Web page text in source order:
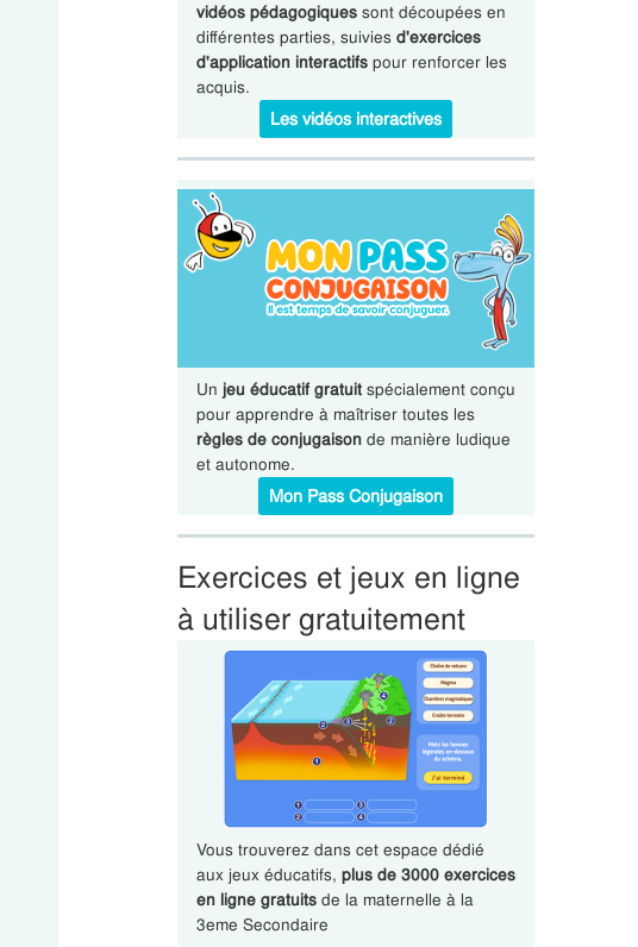
vidéos pédagogiquessont découpées en
différentes parties, suivies d'exercices
d'application interactifspour renforcer les
acquis.
Les vidéos interactives
Un jeu éducatif gratuitspécialement conçu
pour apprendre à maîtriser toutes les
règles de conjugaisonde manière ludique
et autonome.
Mon Pass Conjugaison
Exercices et jeux en ligne
à utiliser gratuitement
Vous trouverez dans cet espace dédié
aux jeux éducatifs, plus de 3000 exercices
en ligne gratuitsde la maternelle à la
3eme Secondaire